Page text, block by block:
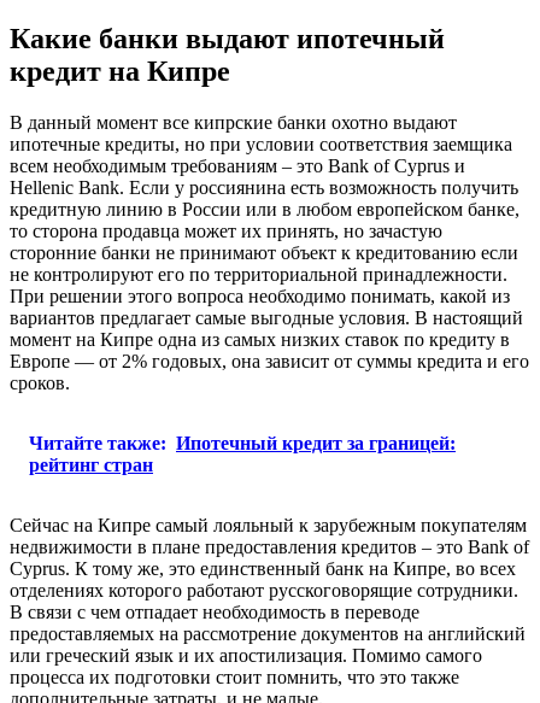
Какие банки выдают ипотечный
кредит на Кипре
В данный момент все кипрские банки охотно выдают
ипотечные кредиты, но при условии соответствия заемщика
всем необходимым требованиям – это Bank of Cyprus и
Hellenic Bank. Если у россиянина есть возможность получить
кредитную линию в России или в любом европейском банке,
то сторона продавца может их принять, но зачастую
сторонние банки не принимают объект к кредитованию если
не контролируют его по территориальной принадлежности.
При решении этого вопроса необходимо понимать, какой из
вариантов предлагает самые выгодные условия. В настоящий
момент на Кипре одна из самых низких ставок по кредиту в
Европе — от 2% годовых, она зависит от суммы кредита и его
сроков.
Читайте также: Ипотечный кредит за границей:
рейтинг стран
Сейчас на Кипре самый лояльный к зарубежным покупателям
недвижимости в плане предоставления кредитов – это Bank of
Cyprus. К тому же, это единственный банк на Кипре, во всех
отделениях которого работают русскоговорящие сотрудники.
В связи с чем отпадает необходимость в переводе
предоставляемых на рассмотрение документов на английский
или греческий язык и их апостилизация. Помимо самого
процесса их подготовки стоит помнить, что это также